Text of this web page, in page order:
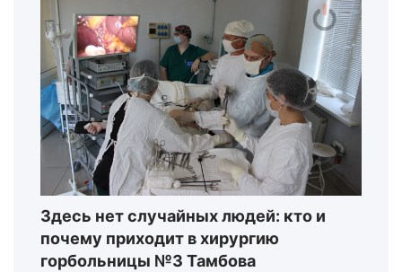
Здесь нет случайных людей: кто и
почему приходит в хирургию
горбольницы №3 Тамбова